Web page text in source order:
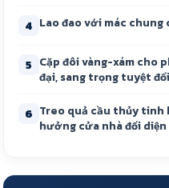
4 Lao đao với mác chung
5 Cặp đôi vàng-xám cho
đại, sang trọng tuyệt đối
6 Treo quả cầu thủy tinh
hưởng cửa nhà đối diện